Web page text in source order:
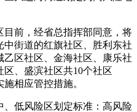
目前，经省总指挥部同意，将
街道的红旗社区、胜利东社
区社区、金海社区、康乐社
、盛滨社区共10个社区
相应管控措施。
低风险区划定标准：高风险